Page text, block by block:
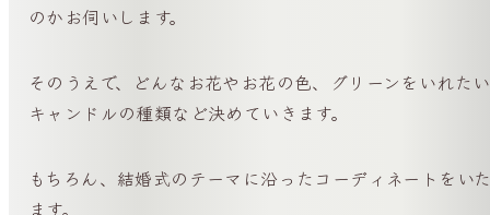
のかお伺いします。
そのうえで、どんなお花やお花の色、グリーンをいれた
キャンドルの種類など決めていきます。
もちろん、結婚式のテーマに沿ったコーディネートをい
ます。